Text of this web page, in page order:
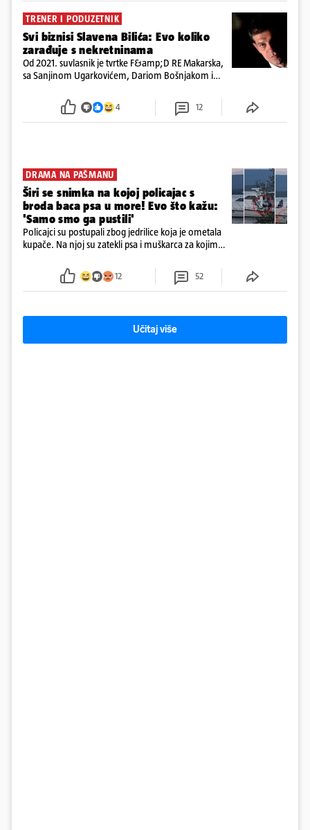
TRENER I PODUZETNIK
Svi biznisi Slavena Bilića: Evo koliko
zarađuje s nekretninama
Od 2021. suvlasnik je tvrtke F&amp;D RE Makarska,
sa Sanjinom Ugarkovićem, Dariom Bošnjakom i
poslovanje nekretninama, a od osnutka nema
zaposlenih
4 12
DRAMA NA PAŠMANU
Širi se snimka na kojoj policajac s
broda baca psa u more! Evo što kažu:
'Samo smo ga pustili'
Policajci su postupali zbog jedrilice koja je ometala
kupače. Na njoj su zatekli psa i muškarca za kojim
ga uhitili, a psa je preuzeo komunalni redar
12 52
Učitaj više